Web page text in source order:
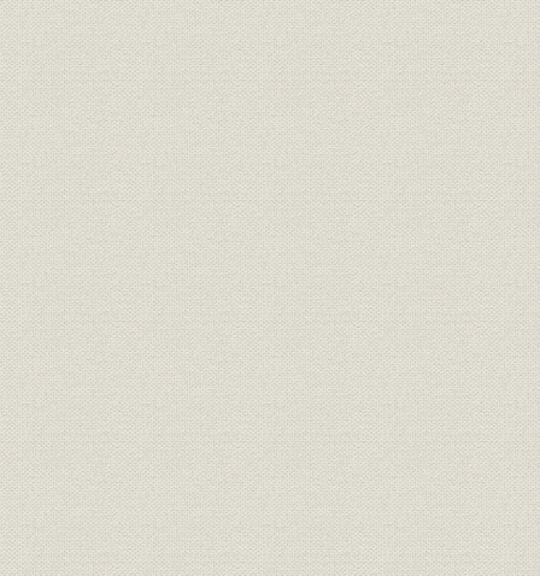
'92報知プロスポーツ大賞受賞者
激撮!五輪の青春
東京
冬季札幌
ロサンゼルス
バルセロナ
冬季アルベールビル
カメラアイ―スポーツ・芸能・報知報道写真集(昭和27年~39年)
カメラアイ(昭和40年~49年)
カメラアイ(昭和50年~59年)
カメラアイ(昭和60年~平成3年)
カメラアイ(平成4年~5年)